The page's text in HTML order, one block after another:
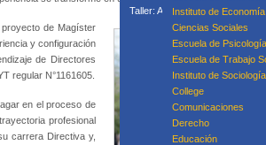
Instituto de Economía
Ciencias Sociales
Escuela de Psicología
Escuela de Trabajo
Instituto de Sociología
College
Comunicaciones
Derecho
Educación
Taller: Acompañamiento Para
Taller:
de Magíster
y configuración
de Directores
regular N°1161605.
en el proceso de
profesional
carrera Directiva y,